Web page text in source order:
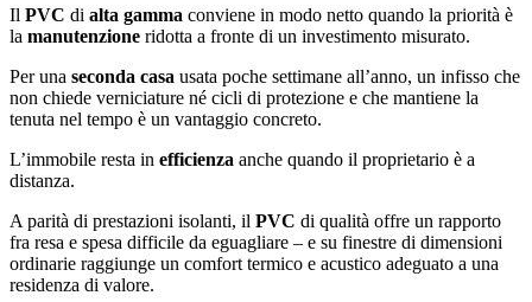
Il PVC di alta gamma conviene in modo netto quando la priorità è
la manutenzione ridotta a fronte di un investimento misurato.
Per una seconda casa usata poche settimane all’anno, un infisso che
non chiede verniciature né cicli di protezione e che mantiene la
tenuta nel tempo è un vantaggio concreto.
L’immobile resta in efficienza anche quando il proprietario è a
distanza.
A parità di prestazioni isolanti, il PVC di qualità offre un rapporto
fra resa e spesa difficile da eguagliare – e su finestre di dimensioni
ordinarie raggiunge un comfort termico e acustico adeguato a una
residenza di valore.